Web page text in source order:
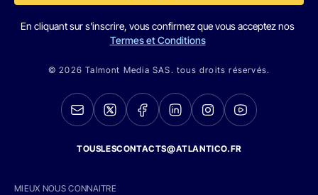
En cliquant sur s'inscrire, vous confirmez que vous acceptez nos
Termes et Conditions
© 2026 Talmont Media SAS. tous droits réservés.
TOUSLESCONTACTS@ATLANTICO.FR
MIEUX NOUS CONNAITRE